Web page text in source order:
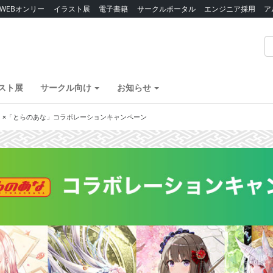
WEBオンリー イラスト展 電子書籍 サークルポータル エンジニア採用
ト展 サークル向け お知らせ
「とらのあな」コラボレーションキャンペーン